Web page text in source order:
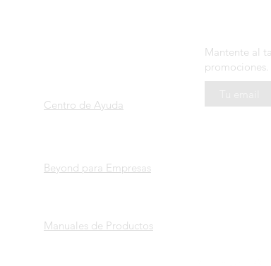
Centro de Ayuda
Beyond para Empresas
Manuales de Productos
Mantente al
promociones.